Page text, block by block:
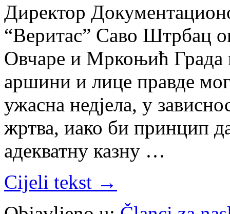
Директор
“Веритас” Саво Штрбац
Овчаре и Мркоњић Града
аршини и лице правде
ужасна недјела, у
жртва, иако би принцип
адекватну казну …
Cijeli tekst →